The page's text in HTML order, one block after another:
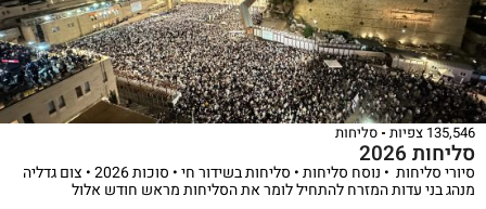
135,546 צפיות סליחות
סליחות 2026
סיורי סליחות • נוסח סליחות • סליחות בשידור חי • סוכות 2026 • צום גדליה
מנהג בני עדות המזרח להתחיל לומר את הסליחות מראש חודש אלול